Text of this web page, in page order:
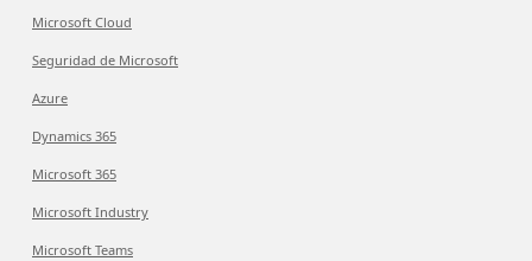
Microsoft Cloud
Seguridad de Microsoft
Azure
Dynamics 365
Microsoft 365
Microsoft Industry
Microsoft Teams